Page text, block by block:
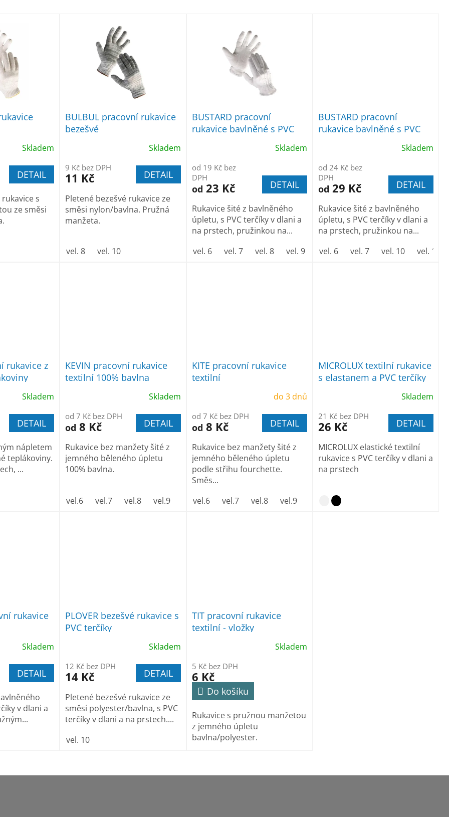
Skladem
DETAIL
s
ze směsi
BULBUL pracovní rukavice
bezešvé
Skladem
9 Kč bez DPH
11 Kč DETAIL
Pletené bezešvé rukavice ze
směsi nylon/bavlna. Pružná
manžeta.
vel. 8 vel. 10
BUSTARD pracovní
rukavice bavlněné s PVC
Skladem
od 19 Kč bez
DPH
od 23 Kč DETAIL
Rukavice šité z bavlněného
úpletu, s PVC terčíky v dlani a
na prstech, pružinkou na...
vel. 6
vel. 7 vel. 8 vel. 9 vel. 10 vel. 11 vel. 12
BUSTARD pracovní
rukavice bavlněné s PVC
Skladem
od 24 Kč bez
DPH
od 29 Kč DETAIL
Rukavice šité z bavlněného
úpletu, s PVC terčíky v dlani a
na prstech, pružinkou na...
vel. 6
vel. 7 vel. 10 vel. 11
rukavice z
Skladem
DETAIL
nápletem
teplákoviny.
...
KEVIN pracovní rukavice
textilní 100% bavlna
Skladem
od 7 Kč bez DPH
od 8 Kč DETAIL
Rukavice bez manžety šité z
jemného běleného úpletu
100% bavlna.
vel.6 vel.7 vel.8 vel.9 vel. 10 vel. 11 vel. 12
KITE pracovní rukavice
textilní
do 3 dnů
od 7 Kč bez DPH
od 8 Kč DETAIL
Rukavice bez manžety šité z
jemného běleného úpletu
podle střihu fourchette.
Směs...
vel.6
vel.7 vel.8 vel.9 vel. 10
MICROLUX textilní rukavice
s elastanem a PVC terčíky
Skladem
21 Kč bez DPH
26 Kč DETAIL
MICROLUX elastické textilní
rukavice s PVC terčíky v dlani a
na prstech
rukavice
Skladem
DETAIL
v dlani a
PLOVER bezešvé rukavice s
PVC terčíky
Skladem
12 Kč bez DPH
14 Kč DETAIL
Pletené bezešvé rukavice ze
směsi polyester/bavlna, s PVC
terčíky v dlani a na prstech....
vel. 10
TIT pracovní rukavice
textilní - vložky
Skladem
5 Kč bez DPH
6 Kč
Do košíku
Rukavice s pružnou manžetou
z jemného úpletu
bavlna/polyester.
v